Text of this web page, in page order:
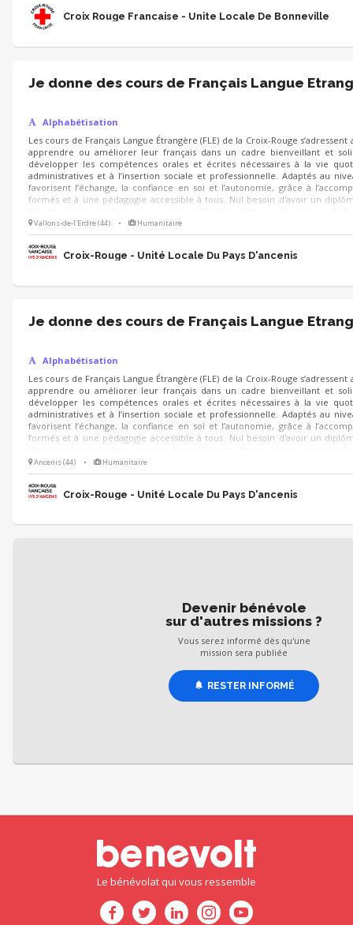
Croix Rouge Francaise - Unite Locale De Bonneville
Je donne des cours de Français Langue
Alphabétisation
Les cours de Français Langue Étrangère (FLE) de la Croix-Rouge
apprendre ou améliorer leur français dans un cadre bienveillant et
développer les compétences orales et écrites nécessaires à la vie
administratives et à l’insertion sociale et professionnelle. Adaptés au
favorisent l’échange, la confiance en soi et l’autonomie, grâce à
formés et à une pédagogie accessible à tous. Nul besoin d'avoir un
Vallons-de-l'Erdre (44) • Humanitaire
Croix-Rouge - Unité Locale Du Pays D'ancenis
Je donne des cours de Français Langue
Alphabétisation
Les cours de Français Langue Étrangère (FLE) de la Croix-Rouge
apprendre ou améliorer leur français dans un cadre bienveillant et
développer les compétences orales et écrites nécessaires à la vie
administratives et à l’insertion sociale et professionnelle. Adaptés au
favorisent l’échange, la confiance en soi et l’autonomie, grâce à
formés et à une pédagogie accessible à tous. Nul besoin d'avoir un
Ancenis (44) • Humanitaire
Croix-Rouge - Unité Locale Du Pays D'ancenis
Devenir bénévole
sur d'autres missions ?
Vous serez informé dès qu'une
mission sera publiée
RESTER INFORMÉ
Le bénévolat qui vous ressemble